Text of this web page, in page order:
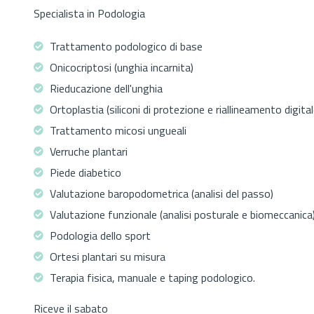
Specialista in Podologia
Trattamento podologico di base
Onicocriptosi (unghia incarnita)
Rieducazione dell'unghia
Ortoplastia (siliconi di protezione e riallineamento
Trattamento micosi ungueali
Verruche plantari
Piede diabetico
Valutazione baropodometrica (analisi del passo)
Valutazione funzionale (analisi posturale e
Podologia dello sport
Ortesi plantari su misura
Terapia fisica, manuale e taping podologico.
Riceve il sabato